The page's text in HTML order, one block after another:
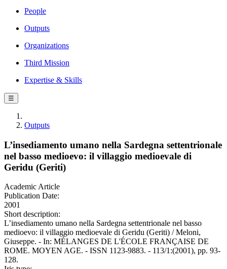
People
Outputs
Organizations
Third Mission
Expertise & Skills
☰
Outputs
L’insediamento umano nella Sardegna settentrionale
nel basso medioevo: il villaggio medioevale di
Geridu (Geriti)
Academic Article
Publication Date:
2001
Short description:
L’insediamento umano nella Sardegna settentrionale nel basso
medioevo: il villaggio medioevale di Geridu (Geriti) / Meloni,
Giuseppe. - In: MÉLANGES DE L'ÉCOLE FRANÇAISE DE
ROME. MOYEN AGE. - ISSN 1123-9883. - 113/1:(2001), pp. 93-
128.